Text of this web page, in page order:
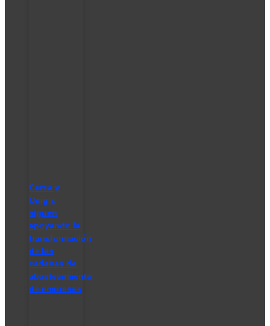
Cerca y
Unigis
siguen
apoyando la
transformación
de las
cadenas de
abastecimiento
de empresas